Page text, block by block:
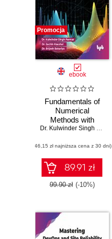
Promocja
ebook
Fundamentals of
Numerical
Methods with
MATLAB
Dr. Kulwinder Singh Parmar
(46,15 zł najniższa cena z 30 dni)
89.91 zł
99.90 zł (-10%)